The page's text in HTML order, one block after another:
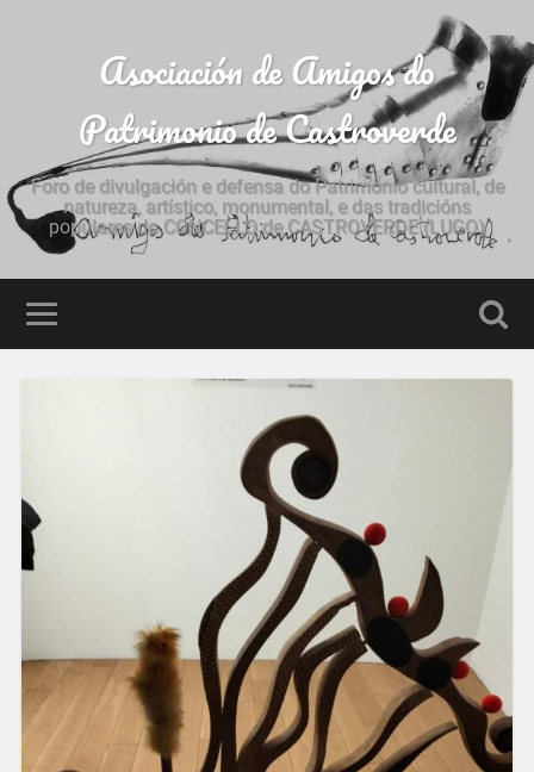
Asociación de Amigos do
Patrimonio de Castroverde
Foro de divulgación e defensa do Patrimonio cultural, de
natureza, artístico, monumental, e das tradicións
populares do CONCELLO de CASTROVERDE (LUGO)